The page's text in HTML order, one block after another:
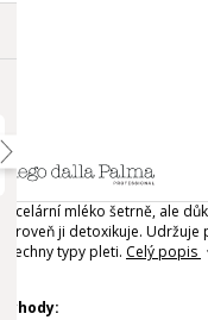
Micelární mléko šetrně, ale
zároveň ji detoxikuje.
všechny typy pleti. Celý popis
Výhody: